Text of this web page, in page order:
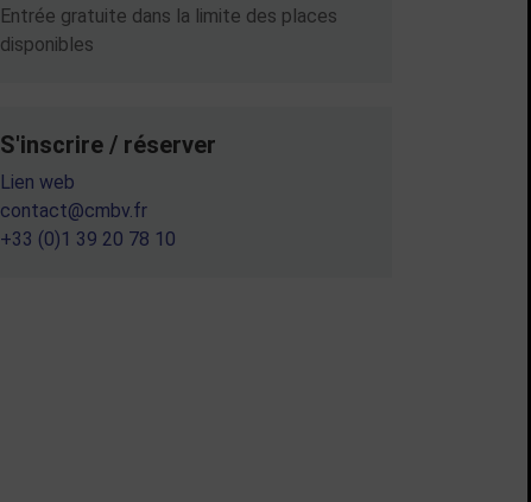
Entrée gratuite dans la limite des places
disponibles
S'inscrire / réserver
Lien web
contact@cmbv.fr
+33 (0)1 39 20 78 10